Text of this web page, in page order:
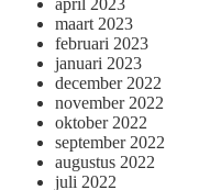
maart 2023
februari 2023
januari 2023
december 2022
november 2022
oktober 2022
september 2022
augustus 2022
juli 2022